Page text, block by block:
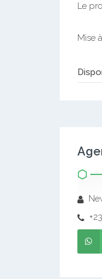
Le
Mise